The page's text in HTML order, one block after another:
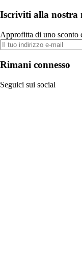
Iscriviti alla nostra
Approfitta di uno sconto
Rimani connesso
Seguici sui social